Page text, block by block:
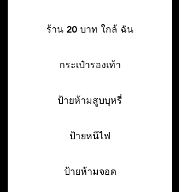
ร้าน 20 บาท ใกล้ ฉัน
กระเป๋ารองเท้า
ป้ายห้ามสูบบุหรี่
ป้ายหนีไฟ
ป้ายห้ามจอด